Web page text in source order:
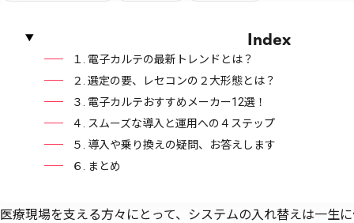
Index
１. 電子カルテの最新トレンドとは？
２. 選定の要、レセコンの２大形態とは？
３. 電子カルテおすすめメーカー12選！
４. スムーズな導入と運用への４ステップ
５. 導入や乗り換えの疑問、お答えします
６. まとめ
医療現場を支える方々にとって、システムの入れ替えは一生